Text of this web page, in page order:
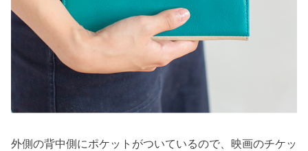
外側の背中側にポケットがついているので、映画のチケッ